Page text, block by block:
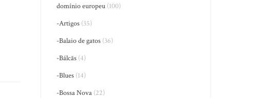
domínio europeu (100)
-Artigos (35)
-Balaio de gatos (36)
-Bálcãs (4)
-Blues (14)
-Bossa Nova (22)